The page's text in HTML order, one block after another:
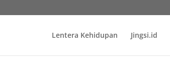
Lentera Kehidupan Jingsi.id